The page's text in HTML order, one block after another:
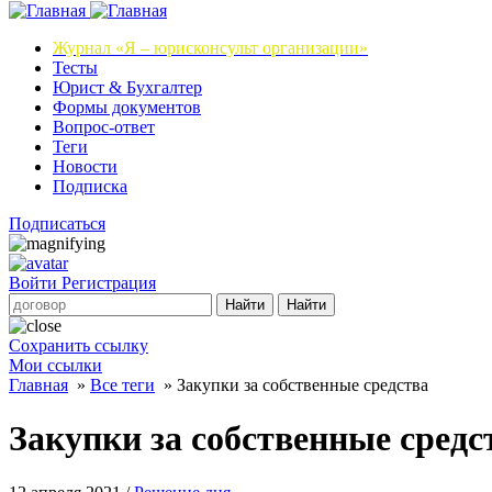
Журнал «Я – юрисконсульт организации»
Тесты
Юрист & Бухгалтер
Формы документов
Вопрос-ответ
Теги
Новости
Подписка
Подписаться
Войти Регистрация
Найти Найти
Сохранить ссылку
Мои ссылки
Главная » Все теги » Закупки за собственные средства
Закупки за собственные